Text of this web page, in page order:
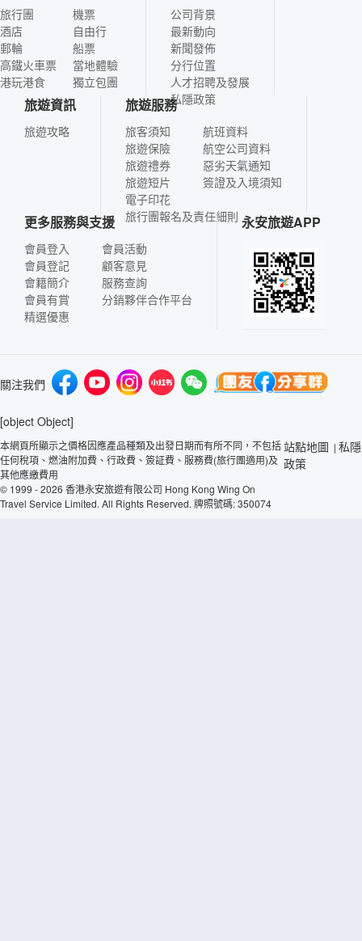
旅行團
酒店
郵輪
高鐵火車票
港玩港食
機票
自由行
船票
當地體驗
獨立包團
公司背景
最新動向
新聞發佈
分行位置
人才招聘及發展
私隱政策
旅遊資訊
旅遊攻略
旅遊服務
旅客須知
旅遊保險
旅遊禮券
旅遊短片
電子印花
航班資料
航空公司資料
惡劣天氣通知
簽證及入境須知
旅行團報名及責任細則
更多服務與支援
會員登入
會員登記
會籍簡介
會員有賞
精選優惠
會員活動
顧客意見
服務查詢
分銷夥伴合作平台
永安旅遊APP
關注我們
[object Object]
本網頁所顯示之價格因應產品種類及出發日期而有所不同，不包括
任何稅項、燃油附加費、行政費、簽証費、服務費(旅行團適用)及
其他應繳費用
© 1999 - 2026 香港永安旅遊有限公司 Hong Kong Wing On
Travel Service Limited. All Rights Reserved. 牌照號碼: 350074
站點地圖 | 私隱
政策